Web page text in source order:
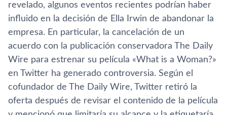
revelado, algunos eventos recientes podrían haber
influido en la decisión de Ella Irwin de abandonar la
empresa. En particular, la cancelación de un
acuerdo con la publicación conservadora The Daily
Wire para estrenar su película «What is a Woman?»
en Twitter ha generado controversia. Según el
cofundador de The Daily Wire, Twitter retiró la
oferta después de revisar el contenido de la película